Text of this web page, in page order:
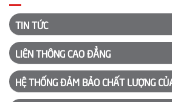
TIN TỨC
LIÊN THÔNG CAO ĐẲNG
HỆ THỐNG ĐẢM BẢO CHẤT LƯỢNG